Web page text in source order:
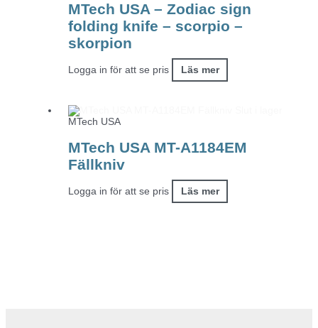
MTech USA – Zodiac sign
folding knife – scorpio –
skorpion
Logga in för att se pris Läs mer
MTech USA
MTech USA MT-A1184EM
Fällkniv
Logga in för att se pris Läs mer